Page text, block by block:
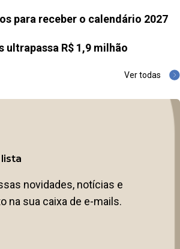
para receber o calendário 2027
ultrapassa R$ 1,9 milhão
Ver todas
novidades, notícias e
na sua caixa de e-mails.